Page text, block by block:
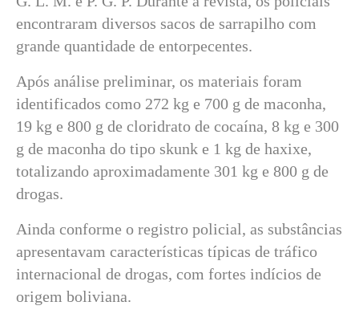
encontraram diversos sacos de sarrapilho com
grande quantidade de entorpecentes.
Após análise preliminar, os materiais foram
identificados como 272 kg e 700 g de maconha,
19 kg e 800 g de cloridrato de cocaína, 8 kg e 300
g de maconha do tipo skunk e 1 kg de haxixe,
totalizando aproximadamente 301 kg e 800 g de
drogas.
Ainda conforme o registro policial, as substâncias
apresentavam características típicas de tráfico
internacional de drogas, com fortes indícios de
origem boliviana.